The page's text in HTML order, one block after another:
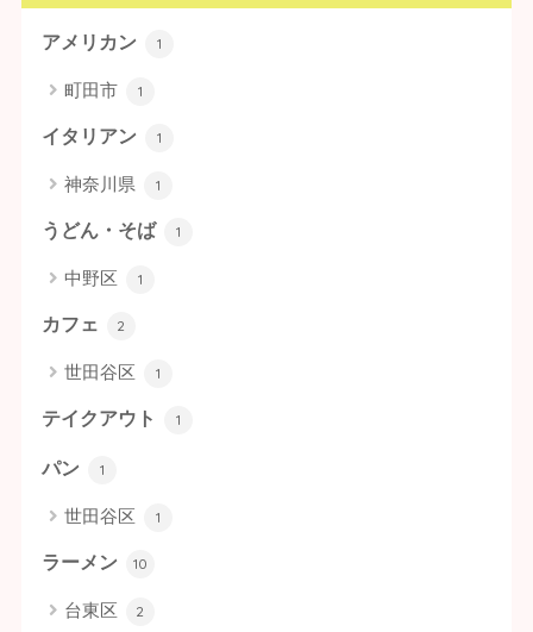
アメリカン 1
町田市 1
イタリアン 1
神奈川県 1
うどん・そば 1
中野区 1
カフェ 2
世田谷区 1
テイクアウト 1
パン 1
世田谷区 1
ラーメン 10
台東区 2